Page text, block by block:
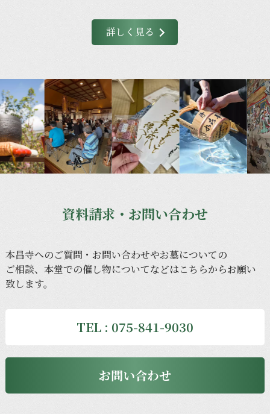
詳しく見る
資料請求・お問い合わせ
本昌寺へのご質問・ お問い合わせやお墓についての
ご相談、 本堂での催し物についてなどはこちらからお願い
致します。
TEL : 075-841-9030
お問い合わせ